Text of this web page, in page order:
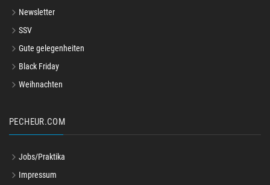
Newsletter
SSV
Gute gelegenheiten
Black Friday
Weihnachten
PECHEUR.COM
Jobs/Praktika
Impressum